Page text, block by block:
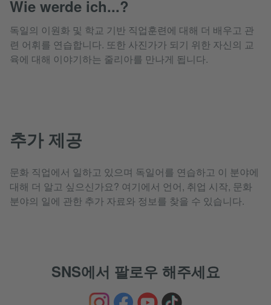
Wie werde ich...?
독일의 이원화 및 학교 기반 직업훈련에 대해 더 배우고 관
련 어휘를 연습합니다. 또한 사진가가 되기 위한 자신의 교
육에 대해 이야기하는 줄리아를 만나게 됩니다.
추가 제공
문화 직업에서 일하고 있으며 독일어를 연습하고 이 분야에
대해 더 알고 싶으신가요? 여기에서 언어, 취업 시작, 문화
분야의 일에 관한 추가 자료와 정보를 찾을 수 있습니다.
SNS에서 팔로우 해주세요